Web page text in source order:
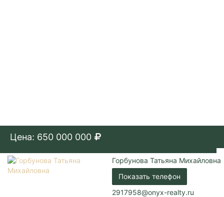
Цена: 650 000 000
Горбунова Татьяна Михайловна
Показать телефон
2917958@onyx-realty.ru